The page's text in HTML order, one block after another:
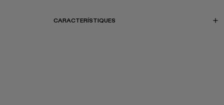
CARACTERÍSTIQUES